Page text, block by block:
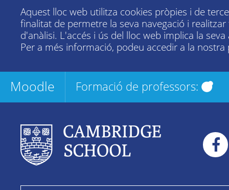
Aquest lloc web utilitza cookies pròpies i de
finalitat de permetre la seva navegació i realitzar
d'anàlisi. L'accés i ús del lloc web implica la seva
Per a més informació, podeu accedir a la nostra
Moodle Formació de professors: